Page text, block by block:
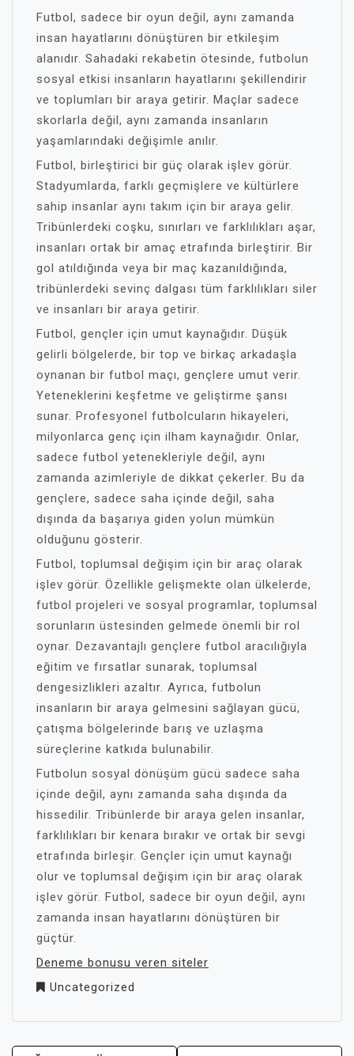
Futbol, sadece bir oyun değil, aynı zamanda
insan hayatlarını dönüştüren bir etkileşim
alanıdır. Sahadaki rekabetin ötesinde, futbolun
sosyal etkisi insanların hayatlarını şekillendirir
ve toplumları bir araya getirir. Maçlar sadece
skorlarla değil, aynı zamanda insanların
yaşamlarındaki değişimle anılır.
Futbol, birleştirici bir güç olarak işlev görür.
Stadyumlarda, farklı geçmişlere ve kültürlere
sahip insanlar aynı takım için bir araya gelir.
Tribünlerdeki coşku, sınırları ve farklılıkları aşar,
insanları ortak bir amaç etrafında birleştirir. Bir
gol atıldığında veya bir maç kazanıldığında,
tribünlerdeki sevinç dalgası tüm farklılıkları siler
ve insanları bir araya getirir.
Futbol, gençler için umut kaynağıdır. Düşük
gelirli bölgelerde, bir top ve birkaç arkadaşla
oynanan bir futbol maçı, gençlere umut verir.
Yeteneklerini keşfetme ve geliştirme şansı
sunar. Profesyonel futbolcuların hikayeleri,
milyonlarca genç için ilham kaynağıdır. Onlar,
sadece futbol yetenekleriyle değil, aynı
zamanda azimleriyle de dikkat çekerler. Bu da
gençlere, sadece saha içinde değil, saha
dışında da başarıya giden yolun mümkün
olduğunu gösterir.
Futbol, toplumsal değişim için bir araç olarak
işlev görür. Özellikle gelişmekte olan ülkelerde,
futbol projeleri ve sosyal programlar, toplumsal
sorunların üstesinden gelmede önemli bir rol
oynar. Dezavantajlı gençlere futbol aracılığıyla
eğitim ve fırsatlar sunarak, toplumsal
dengesizlikleri azaltır. Ayrıca, futbolun
insanların bir araya gelmesini sağlayan gücü,
çatışma bölgelerinde barış ve uzlaşma
süreçlerine katkıda bulunabilir.
Futbolun sosyal dönüşüm gücü sadece saha
içinde değil, aynı zamanda saha dışında da
hissedilir. Tribünlerde bir araya gelen insanlar,
farklılıkları bir kenara bırakır ve ortak bir sevgi
etrafında birleşir. Gençler için umut kaynağı
olur ve toplumsal değişim için bir araç olarak
işlev görür. Futbol, sadece bir oyun değil, aynı
zamanda insan hayatlarını dönüştüren bir
güçtür.
Deneme bonusu veren siteler
Uncategorized